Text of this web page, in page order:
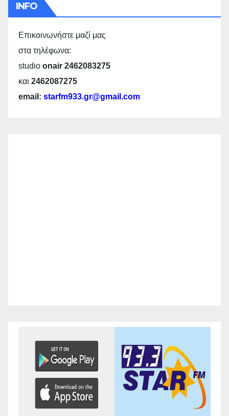
INFO
Επικοινωνήστε μαζί μας
στα τηλέφωνα:
studio onair 2462083275
και 2462087275
email: starfm933.gr@gmail.com